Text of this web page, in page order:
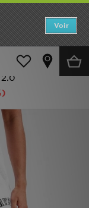
Voir